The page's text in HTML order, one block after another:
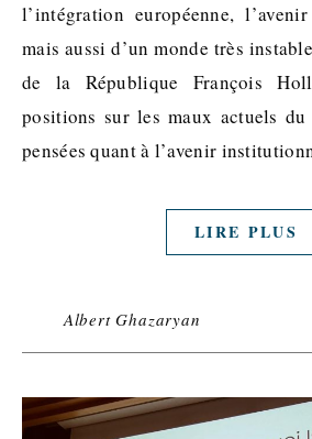
l’intégration européenne,
mais aussi d’un monde très
de la République François
positions sur les maux actuels
pensées quant à l’avenir
LIRE PLUS
Albert Ghazaryan